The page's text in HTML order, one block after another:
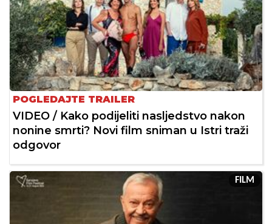
POGLEDAJTE TRAILER
VIDEO / Kako podijeliti nasljedstvo nakon
nonine smrti? Novi film sniman u Istri traži
odgovor
FILM